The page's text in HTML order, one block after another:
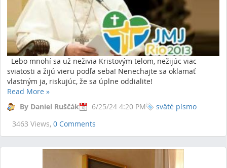
Lebo mnohí sa už neživia Kristovým telom, nežijúc viac
sviatosti a žijú vieru podľa seba! Nenechajte sa oklamať
vlastným ja, riskujúc, že sa úplne oddialite!
Read More »
By Daniel Ruščák
6/25/24 4:20 PM
3463 Views, 0 Comments
sväté písmo